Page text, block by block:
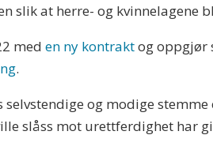
slik at herre- og kvinnelagene
med en ny kontraktog oppgjør
.
selvstendige og modige
slåss mot urettferdighet har